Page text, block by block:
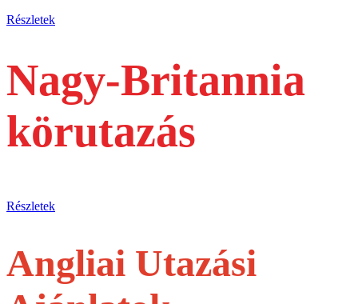
Részletek
Nagy-Britannia
körutazás
Részletek
Angliai Utazási